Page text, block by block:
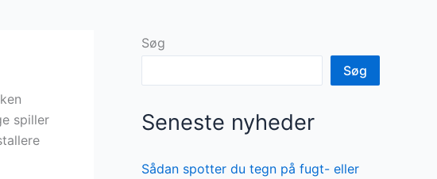
spiller
Søg
Søg
Seneste nyheder
Sådan spotter du tegn på fugt- eller